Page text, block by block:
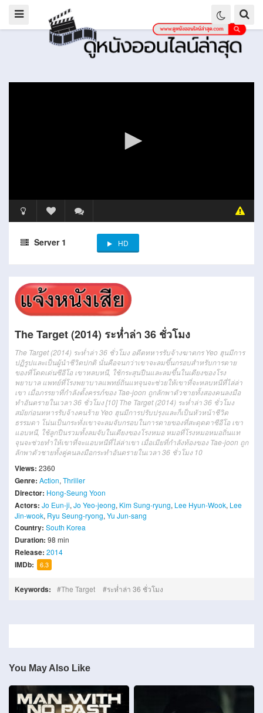
Server 1 HD
The Target (2014) ระห่ำล่า 36 ชั่วโมง
The Target (2014) ระห่ำล่า 36 ชั่วโมง อดีตทหารรับจ้างฆาตกร Yeo ฮุนมีการ
ปฏิรูปและเป็นผู้นำชีวิตปกติ นั่นคือจนกว่าเขาจะลมขึ้นกรอบสำหรับการตาย
ของที่โดดเด่นซีอีโอ เขาหลบหนี, ใช้กระสุนปืนและลมขึ้นในเตียงของโรง
พยาบาล แพทย์ที่โรงพยาบาลแพทย์ถิ่นแทจุนจะช่วยให้เขาที่จะหลบหนีที่ไล่ล่า
เขา เมื่อภรรยาที่กำลังตั้งครรภ์ของ Tae-joon ถูกลักพาตัวชายทั้งสองคนลงมือ
ทำอันตรายในเวลา 36 ชั่วโมง [10] The Target (2014) ระห่ำล่า 36 ชั่วโมง
สมัยก่อนทหารรับจ้างคนร้าย Yeo ฮุนมีการปรับปรุงและก็เป็นหัวหน้าชีวิต
ธรรมดา โน่นเป็นกระทั่งเขาจะลมจับกรอบในการตายของที่สะดุดตาซีอีโอ เขา
แอบหนี, ใช้ลูกปืนรวมทั้งลมจับในเตียงของโรงหมอ หมอที่โรงหมอหมอถิ่นแท
จุนจะช่วยทำให้เขาที่จะแอบหนีที่ไล่ล่าเขา เมื่อเมียที่กำลังท้องของ Tae-joon ถูก
ลักพาตัวชายทั้งคู่คนลงมือกระทำอันตรายในเวลา 36 ชั่วโมง 10
Views: 2360
Genre: Action, Thriller
Director: Hong-Seung Yoon
Actors: Jo Eun-ji, Jo Yeo-jeong, Kim Sung-ryung, Lee Hyun-Wook, Lee
Jin-wook, Ryu Seung-ryong, Yu Jun-sang
Country: South Korea
Duration: 98 min
Release: 2014
IMDb: 6.3
Keywords: The Target ระห่ำล่า 36 ชั่วโมง
You May Also Like